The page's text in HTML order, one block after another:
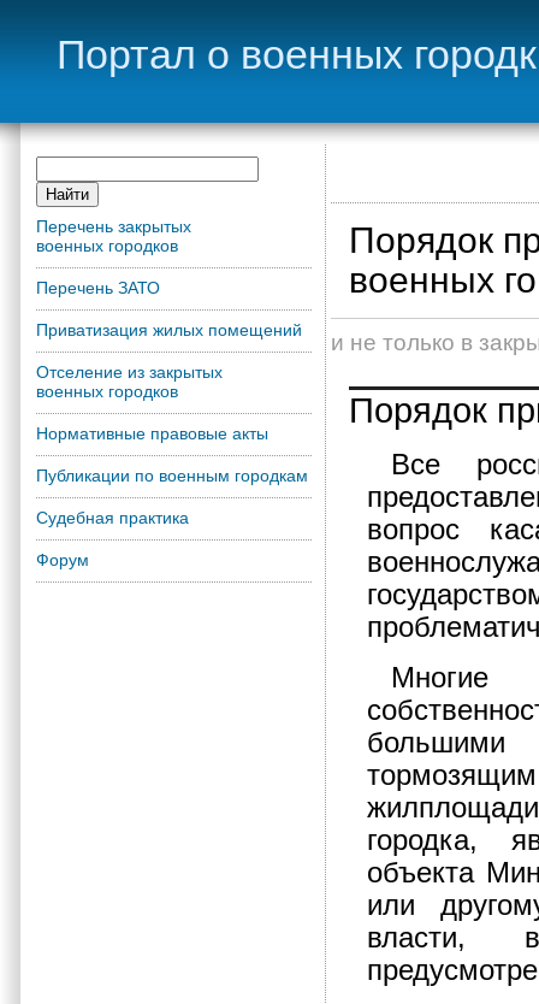
Портал о военных
Перечень закрытых
военных городков
Перечень ЗАТО
Приватизация жилых помещений
Отселение из закрытых
военных городков
Нормативные правовые акты
Публикации по военным городкам
Судебная практика
Форум
Порядок
военных
и не только в
Порядок
Все
вопрос
Многие
городка,
объекта
или
власти,